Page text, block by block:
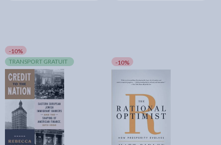
-10%
TRANSPORT GRATUIT
-10%